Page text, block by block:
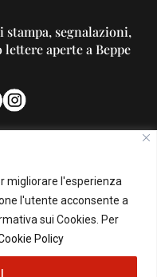
migliorare l'esperienza
l'utente acconsente a
sui Cookies. Per
Policy
segnalazioni,
aperte a Beppe
PUBBLICITA'
su questo Blog:
Rights Reserved - Powered by